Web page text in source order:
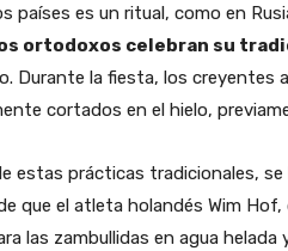
países es un ritual, como en
ortodoxos celebran su
Durante la fiesta, los creyentes
cortados en el hielo,
estas prácticas tradicionales,
que el atleta holandés Wim
las zambullidas en agua